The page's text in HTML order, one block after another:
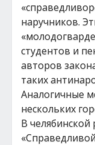
наручников.
студентов и
авторов
таких
Аналогичные
нескольких
В